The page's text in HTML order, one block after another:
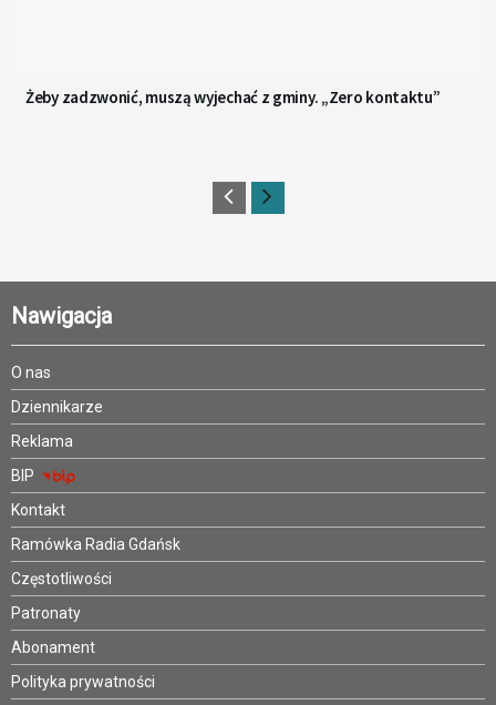
Żeby zadzwonić, muszą wyjechać z gminy. „Zero kontaktu”
Nawigacja
O nas
Dziennikarze
Reklama
BIP
Kontakt
Ramówka Radia Gdańsk
Częstotliwości
Patronaty
Abonament
Polityka prywatności